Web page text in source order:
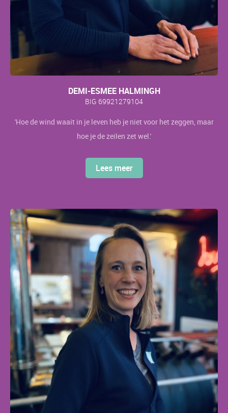
DEMI-ESMEE HALMINGH
BIG 69921279104
'Hoe de wind waait in je leven heb je niet voor het zeggen, maar
hoe je de zeilen zet wel.'
Lees meer